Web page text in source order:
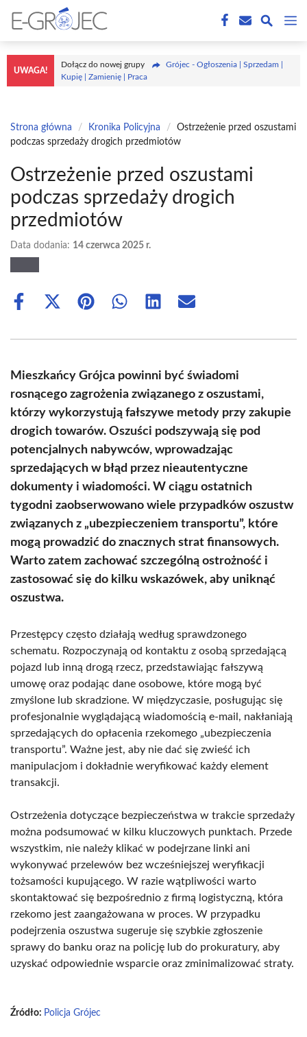
treści
UWAGA!
Dołącz do nowej grupy
Grójec - Ogłoszenia | Sprzedam |
Kupię | Zamienię | Praca
Strona główna / Kronika Policyjna /
Ostrzeżenie przed oszustami
podczas sprzedaży drogich przedmiotów
Ostrzeżenie przed oszustami
podczas sprzedaży drogich
przedmiotów
Data dodania: 14 czerwca 2025 r.
Share
Share
(Twitter)
Share Share Share Share
Mieszkańcy Grójca powinni być świadomi
rosnącego zagrożenia związanego z oszustami,
którzy wykorzystują fałszywe metody przy zakupie
drogich towarów. Oszuści podszywają się pod
potencjalnych nabywców, wprowadzając
sprzedających w błąd przez nieautentyczne
dokumenty i wiadomości. W ciągu ostatnich
tygodni zaobserwowano wiele przypadków oszustw
związanych z „ubezpieczeniem transportu”, które
mogą prowadzić do znacznych strat finansowych.
Warto zatem zachować szczególną ostrożność i
zastosować się do kilku wskazówek, aby uniknąć
oszustwa.
Przestępcy często działają według sprawdzonego
schematu. Rozpoczynają od kontaktu z osobą sprzedającą
pojazd lub inną drogą rzecz, przedstawiając fałszywą
umowę oraz podając dane osobowe, które mogą być
zmyślone lub skradzione. W międzyczasie, posługując się
profesjonalnie wyglądającą wiadomością e-mail, nakłaniają
sprzedających do opłacenia rzekomego „ubezpieczenia
transportu”. Ważne jest, aby nie dać się zwieść ich
manipulacjom i dokładnie weryfikować każdy element
transakcji.
Ostrzeżenia dotyczące bezpieczeństwa w trakcie sprzedaży
można podsumować w kilku kluczowych punktach. Przede
wszystkim, nie należy klikać w podejrzane linki ani
wykonywać przelewów bez wcześniejszej weryfikacji
tożsamości kupującego. W razie wątpliwości warto
skontaktować się bezpośrednio z firmą logistyczną, która
rzekomo jest zaangażowana w proces. W przypadku
podejrzenia oszustwa sugeruje się szybkie zgłoszenie
sprawy do banku oraz na policję lub do prokuratury, aby
uzyskać odpowiednie wsparcie oraz zminimalizować straty.
Źródło: Policja Grójec